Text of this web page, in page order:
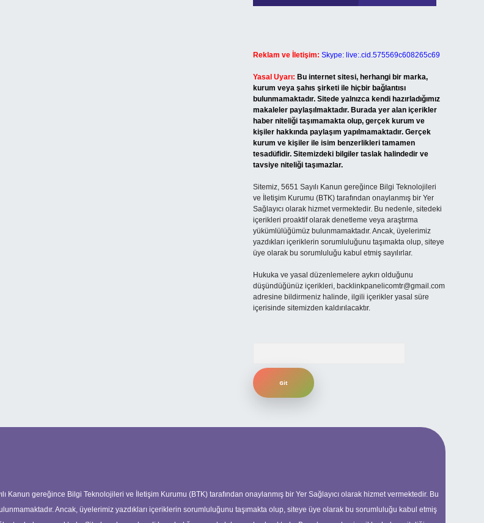
Reklam ve İletişim: Skype: live:.cid.575569c608265c69
Yasal Uyarı: Bu internet sitesi, herhangi bir marka,
kurum veya şahıs şirketi ile hiçbir bağlantısı
bulunmamaktadır. Sitede yalnızca kendi hazırladığımız
makaleler paylaşılmaktadır. Burada yer alan içerikler
haber niteliği taşımamakta olup, gerçek kurum ve
kişiler hakkında paylaşım yapılmamaktadır. Gerçek
kurum ve kişiler ile isim benzerlikleri tamamen
tesadüfidir. Sitemizdeki bilgiler taslak halindedir ve
tavsiye niteliği taşımazlar.
Sitemiz, 5651 Sayılı Kanun gereğince Bilgi Teknolojileri
ve İletişim Kurumu (BTK) tarafından onaylanmış bir Yer
Sağlayıcı olarak hizmet vermektedir. Bu nedenle, sitedeki
içerikleri proaktif olarak denetleme veya araştırma
yükümlülüğümüz bulunmamaktadır. Ancak, üyelerimiz
yazdıkları içeriklerin sorumluluğunu taşımakta olup, siteye
üye olarak bu sorumluluğu kabul etmiş sayılırlar.
Hukuka ve yasal düzenlemelere aykırı olduğunu
düşündüğünüz içerikleri, backlinkpanelicomtr@gmail.com
adresine bildirmeniz halinde, ilgili içerikler yasal süre
içerisinde sitemizden kaldırılacaktır.
Kanun gereğince Bilgi Teknolojileri ve İletişim Kurumu (BTK) tarafından onaylanmış bir Yer Sağlayıcı olarak hizmet vermektedir. Bu
Ancak, üyelerimiz yazdıkları içeriklerin sorumluluğunu taşımakta olup, siteye üye olarak bu sorumluluğu kabul etmiş